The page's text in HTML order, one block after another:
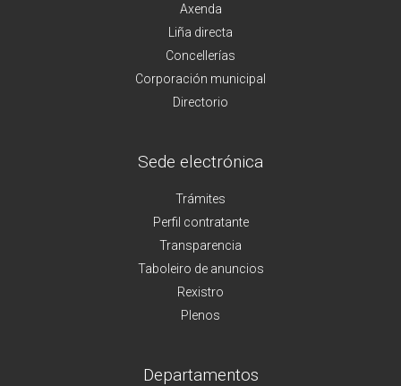
Axenda
Liña directa
Concellerías
Corporación municipal
Directorio
Sede electrónica
Trámites
Perfil contratante
Transparencia
Taboleiro de anuncios
Rexistro
Plenos
Departamentos